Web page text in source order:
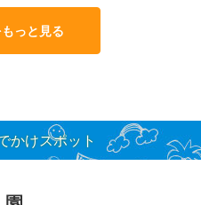
っと見る
かけスポット